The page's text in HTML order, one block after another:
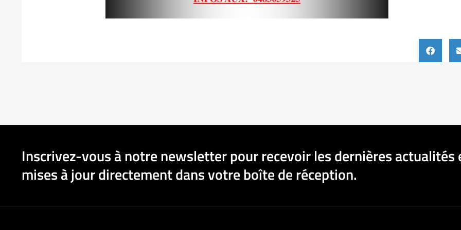
Inscrivez-vous à notre newsletter pour recevoir les dernières actualités
mises à jour directement dans votre boîte de réception.